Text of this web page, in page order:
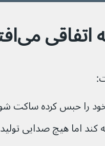
می‌افتد
کرده‌ ساکت شود
می‌خواهد گریه کند اما هیچ صدایی تولید